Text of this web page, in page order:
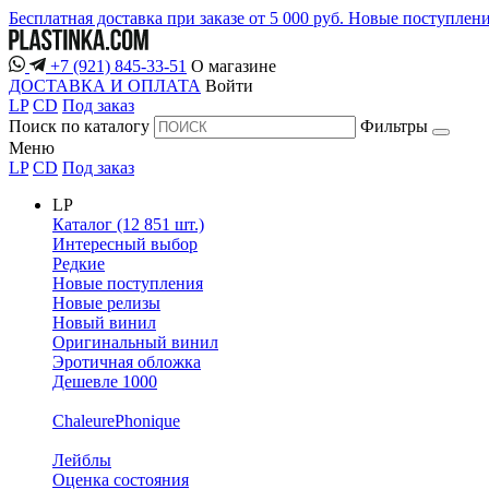
Бесплатная доставка при заказе от 5 000 руб. Новые
+7 (921) 845-33-51 О магазине
ДОСТАВКА И ОПЛАТА Войти
LP CD Под заказ
Поиск по каталогу
Фильтры
Меню
LP CD Под заказ
LP
Каталог (12 851 шт.)
Интересный выбор
Редкие
Новые поступления
Новые релизы
Новый винил
Оригинальный винил
Эротичная обложка
Дешевле 1000
ChaleurePhonique
Лейблы
Оценка состояния